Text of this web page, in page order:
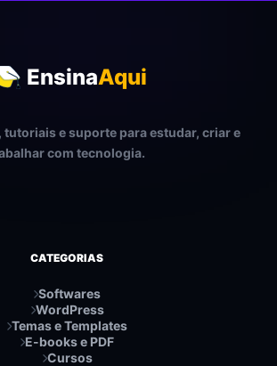
EnsinaAqui
e suporte para estudar, criar e
com tecnologia.
CATEGORIAS
Softwares
WordPress
Temas e Templates
E-books e PDF
Cursos